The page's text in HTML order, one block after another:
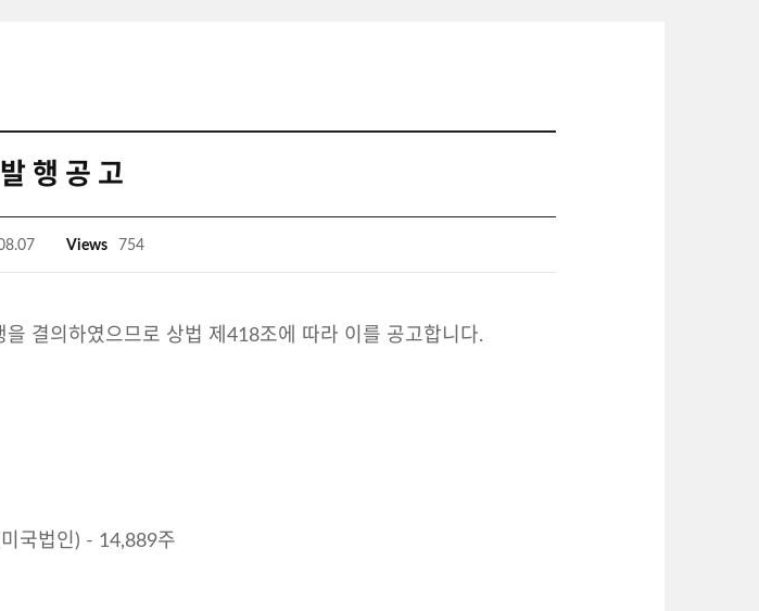
행 공 고
Views 754
결의하였으므로 상법 제418조에 따라 이를 공고합니다.
국법인) - 14,889주